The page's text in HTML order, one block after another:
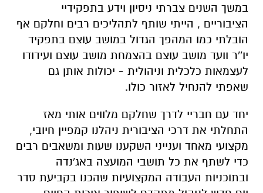
במשך השנים צברתי ניסיון וידע בתפקידיי
הציבוריים , הייתי שותף לתהליכים רבים וחלקם אף
הובלתי כמו המהפך הגדול במושב עוצם בתפקיד
יו''ר וועד מושב עוצם בהצמחת מושב עוצם ועידודו
לעצמאות כלכלית וניהולית - יכולות אותן גם
שאפתי להנחיל לאזור כולו.
יחד עם חבריי לדרך שחלקם מלווים אותי מאז
התחלתי את דרכי הציבורית ניהלנו קמפיין חיובי,
מקצועי מאחד וענייני השקענו שעות ומשאבים רבים
כדי לשתף את כל תושבי המועצה באג'נדה
ובתוכניות העבודה המקצועיות שהכנו בקביעת סדר